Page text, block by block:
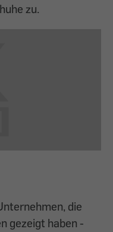
zu.
die
gezeigt haben -